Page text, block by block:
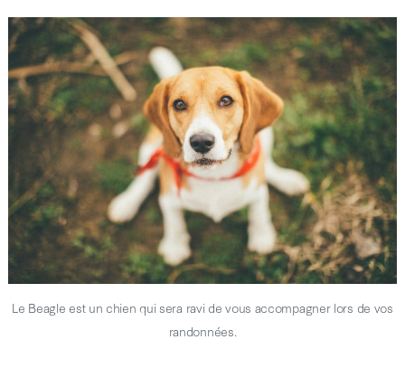
Le Beagle est un chien qui sera ravi de vous accompagner lors de vos
randonnées.